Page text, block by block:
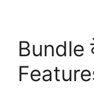
Bundle